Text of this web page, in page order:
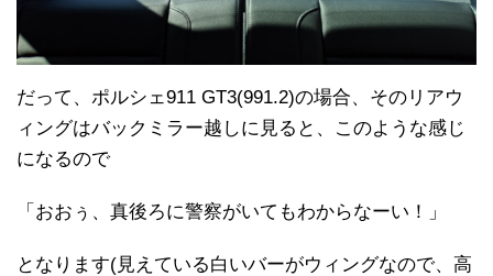
だって、ポルシェ911 GT3(991.2)の場合、そのリアウ
ィングはバックミラー越しに見ると、このような感じ
になるので
「おおぅ、真後ろに警察がいてもわからなーい！」
となります(見えている白いバーがウィングなので、高